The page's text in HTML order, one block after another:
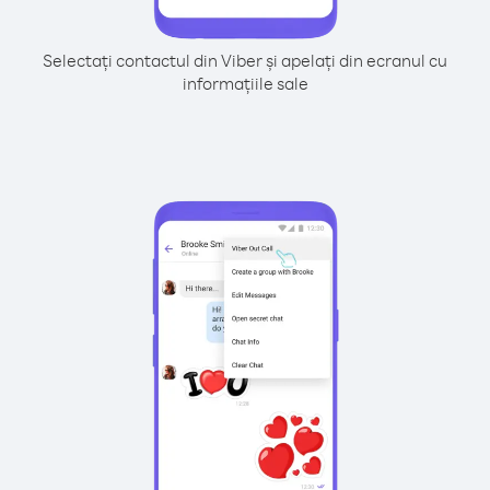
Selectați contactul din Viber și apelați din ecranul cu
informațiile sale